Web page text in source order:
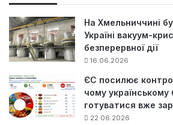
На Хмельниччині
Україні вакуум-
безперервної дії
16.06.2026
ЄС посилює
чому українському
готуватися вже
22.06.2026